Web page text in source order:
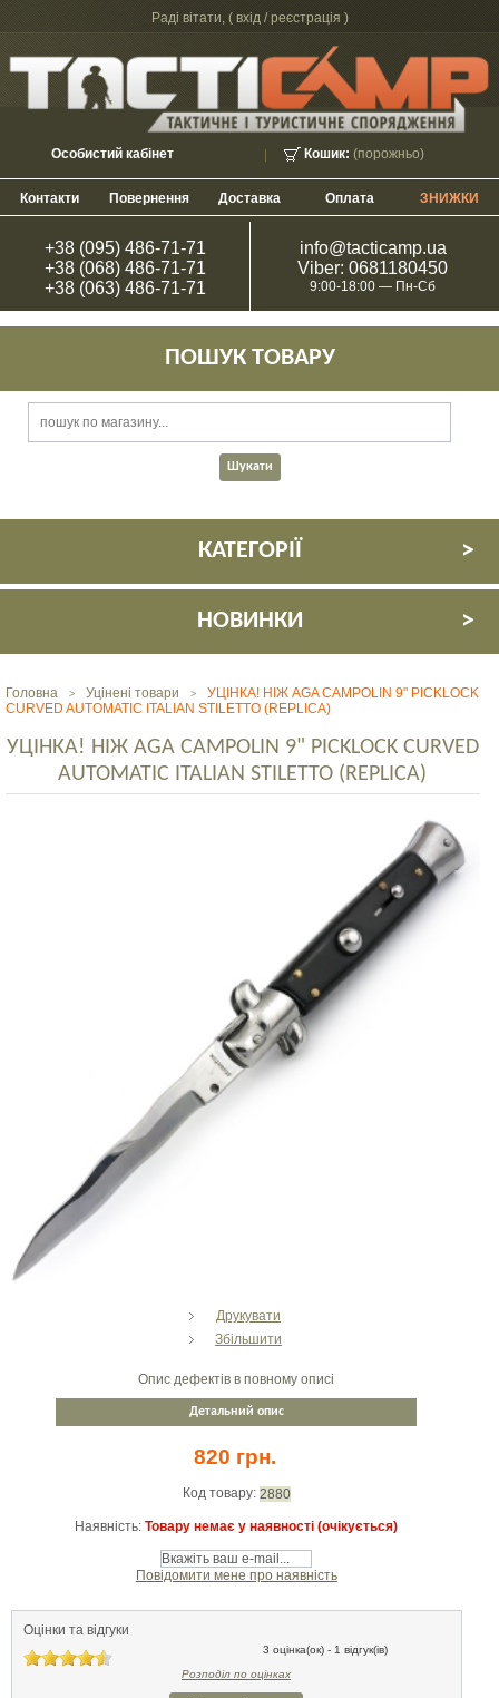
Раді вітати, ( вхід / реєстрація )
Кошик: (порожньо)
Особистий кабінет
Контакти Повернення Доставка Оплата ЗНИЖКИ
+38 (095) 486-71-71
+38 (068) 486-71-71
+38 (063) 486-71-71
info@tacticamp.ua
Viber: 0681180450
9:00-18:00 — Пн-Сб
ПОШУК ТОВАРУ
КАТЕГОРІЇ
НОВИНКИ
Головна > Уцінені товари >
УЦІНКА! НІЖ AGA CAMPOLIN 9" PICKLOCK
CURVED AUTOMATIC ITALIAN STILETTO (REPLICA)
УЦІНКА! НІЖ AGA CAMPOLIN 9" PICKLOCK CURVED
AUTOMATIC ITALIAN STILETTO (REPLICA)
Друкувати
Збільшити
Опис дефектів в повному описі
Детальний опис
820 грн.
Код товару: 2880
Наявність: Товару немає у наявності (очікується)
Повідомити мене про наявність
Оцінки та відгуки
3 оцінка(ок) - 1 відгук(ів)
Розподіл по оцінках